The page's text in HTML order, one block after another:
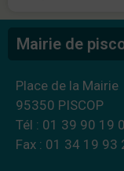
Mairie de
Place de la Mairie
95350 PISCOP
Tél : 01 39 90 19
Fax : 01 34 19 93